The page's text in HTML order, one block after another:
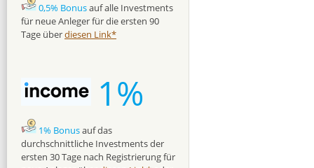
0,5% Bonusauf alle Investments
für neue Anleger für die ersten 90
Tage überdiesen Link*
1%
1% Bonusauf das
durchschnittliche Investments der
ersten 30 Tage nach Registrierung für